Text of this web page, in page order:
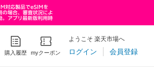
購入履歴 myクーポン
ようこそ 楽天市場へ
ログイン 会員登録